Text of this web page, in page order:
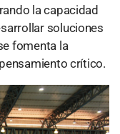
la capacidad
soluciones
fomenta la
crítico.